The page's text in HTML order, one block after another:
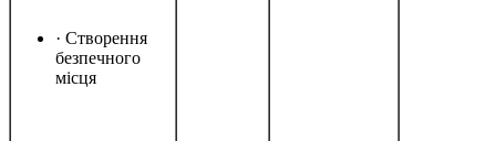
· Створення
безпечного
місця